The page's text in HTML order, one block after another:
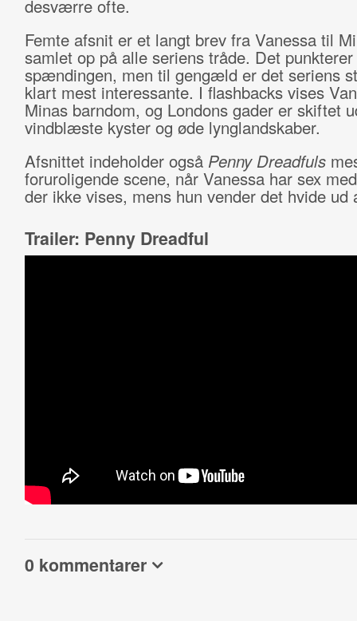
desværre ofte.
Femte afsnit er et langt brev fra Vanessa til
samlet op på alle seriens tråde. Det
spændingen, men til gengæld er det seriens
klart mest interessante. I flashbacks vises
Minas barndom, og Londons gader er skiftet
vindblæste kyster og øde lynglandskaber.
Afsnittet indeholder også Penny Dreadfuls
foruroligende scene, når Vanessa har sex
der ikke vises, mens hun vender det hvide ud
Trailer: Penny Dreadful
0 kommentarer